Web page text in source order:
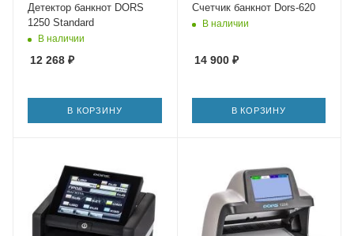
Детектор банкнот DORS
1250 Standard
В наличии
12 268 ₽
В КОРЗИНУ
Счетчик банкнот Dors-620
В наличии
14 900₽
В КОРЗИНУ